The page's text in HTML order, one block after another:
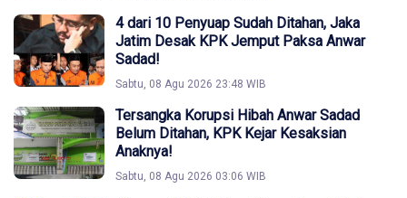
4 dari 10 Penyuap Sudah Ditahan, Jaka
Jatim Desak KPK Jemput Paksa Anwar
Sadad!
Sabtu, 08 Agu 2026 23:48 WIB
Tersangka Korupsi Hibah Anwar Sadad
Belum Ditahan, KPK Kejar Kesaksian
Anaknya!
Sabtu, 08 Agu 2026 03:06 WIB